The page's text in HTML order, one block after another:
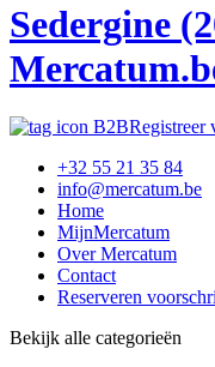
Sedergine
Registreer
+32 55 21 35 84
info@mercatum.be
Home
MijnMercatum
Over Mercatum
Contact
Reserveren
Bekijk alle categorieën